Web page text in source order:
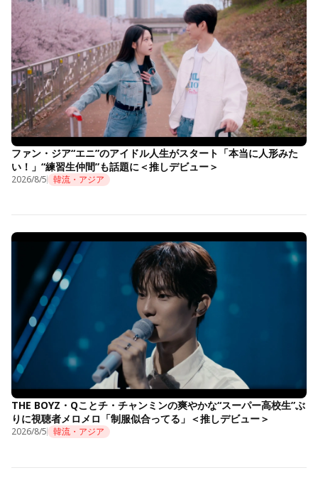
ファン・ジア“エニ”のアイドル人生がスタート「本当に人形みた
い！」“練習生仲間”も話題に＜推しデビュー＞
2026/8/5 韓流・アジア
THE BOYZ・Qことチ・チャンミンの爽やかな“スーパー高校生”ぶ
りに視聴者メロメロ「制服似合ってる」＜推しデビュー＞
2026/8/5 韓流・アジア